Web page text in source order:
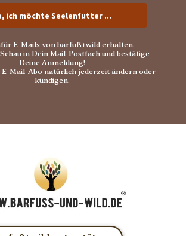
ich möchte Seelenfutter ...
E-Mails von barfuß+wild erhalten.
in Dein Mail-Postfach und bestätige
Deine Anmeldung!
E-Mail-Abo natürlich jederzeit ändern oder
kündigen.